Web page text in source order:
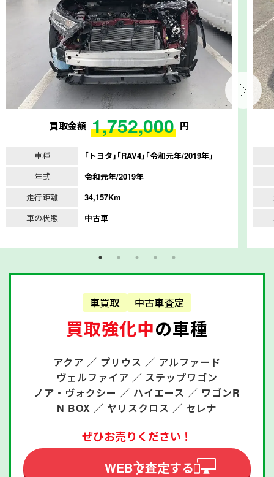
買取金額 1,752,000 円
車種
｢トヨタ｣｢RAV4｣｢令和元年/2019年｣
年式
令和元年/2019年
走行距離
34,157Km
車の状態
中古車
車買取 中古車査定
買取強化中の車種
アクア ／ プリウス ／ アルファード
ヴェルファイア ／ ステップワゴン
ノア・ヴォクシー ／ ハイエース ／ ワゴンR
N BOX ／ ヤリスクロス ／ セレナ
ぜひお売りください！
WEBで査定する